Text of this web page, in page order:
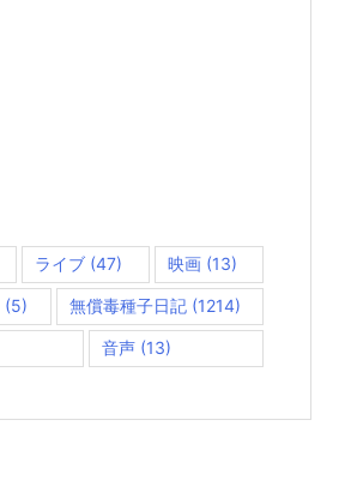
ライブ (47) 映画(13)
(5) 無償毒種子日記(1214)
音声(13)